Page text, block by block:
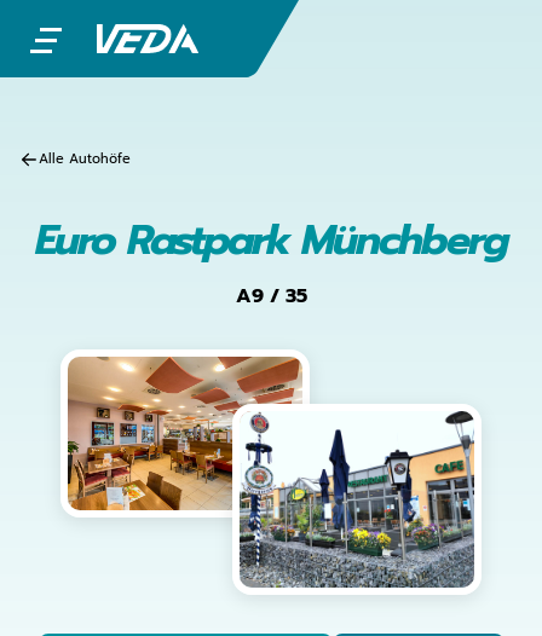
Alle Autohöfe
Euro Rastpark Münchberg
A9 / 35